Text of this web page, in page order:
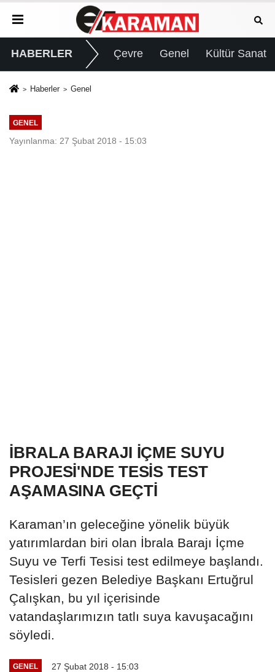
HABERLER Çevre Genel Kültür Sanat
Haberler Genel
GENEL
Yayınlanma: 27 Şubat 2018 - 15:03
İBRALA BARAJI İÇME SUYU
PROJESİ'NDE TESİS TEST
AŞAMASINA GEÇTİ
Karaman’ın geleceğine yönelik büyük
yatırımlardan biri olan İbrala Barajı İçme
Suyu ve Terfi Tesisi test edilmeye başlandı.
Tesisleri gezen Belediye Başkanı Ertuğrul
Çalışkan, bu yıl içerisinde
vatandaşlarımızın tatlı suya kavuşacağını
söyledi.
GENEL 27 Şubat 2018 - 15:03